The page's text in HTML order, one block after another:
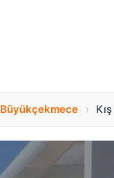
Büyükçekmece ›